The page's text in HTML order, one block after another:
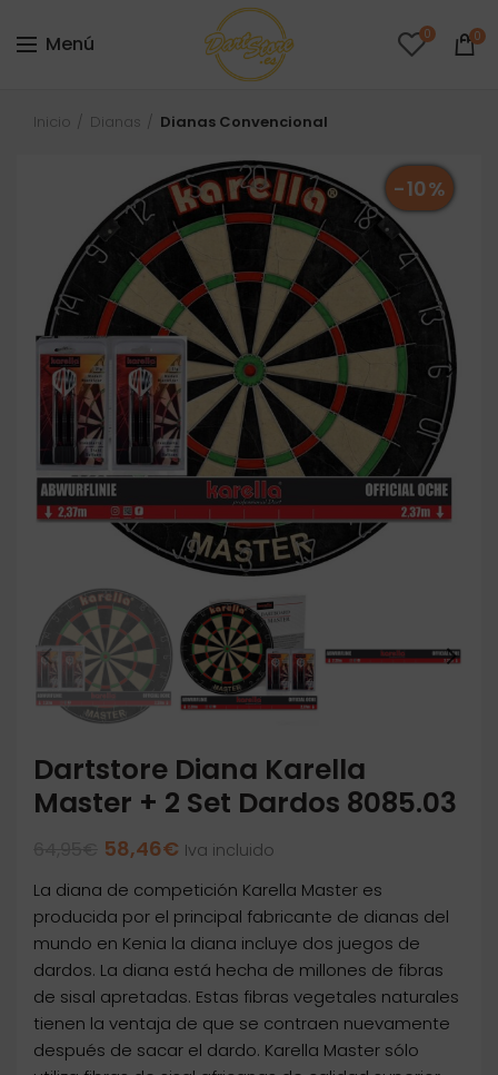
Menú 0 0
Inicio Dianas Dianas Convencional
-10%
Dartstore Diana Karella
Master + 2 Set Dardos 8085.03
El
original
era:
64,95€.
58,46€ El
actual
es:
58,46€.
Iva incluido
La diana de competición Karella Master es
producida por el principal fabricante de dianas del
mundo en Kenia la diana incluye dos juegos de
dardos. La diana está hecha de millones de fibras
de sisal apretadas. Estas fibras vegetales naturales
tienen la ventaja de que se contraen nuevamente
después de sacar el dardo. Karella Master sólo